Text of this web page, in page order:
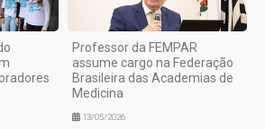
Professor da FEMPAR
assume cargo na Federação
Brasileira das Academias de
Medicina
13/05/2026